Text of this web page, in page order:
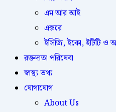
এম আর আই
এক্সরে
ইসিজি, ইকো, ইটিটি ও
রক্তদাতা পরিষেবা
স্বাস্থ্য তথ্য
যোগাযোগ
About Us